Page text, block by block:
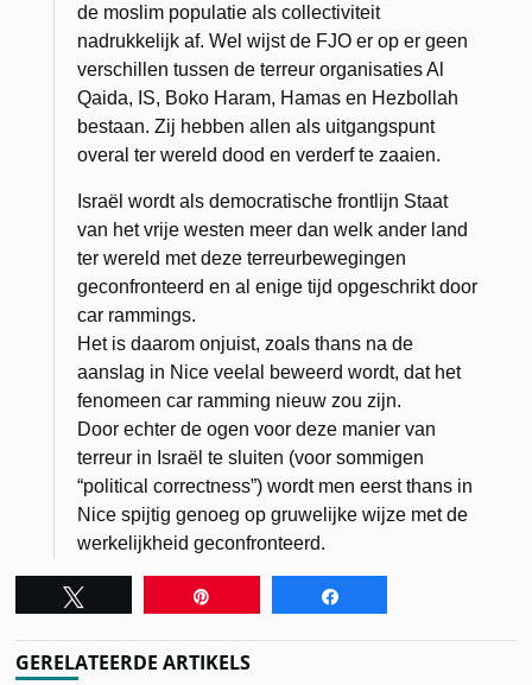
de moslim populatie als collectiviteit
nadrukkelijk af. Wel wijst de FJO er op er geen
verschillen tussen de terreur organisaties Al
Qaida, IS, Boko Haram, Hamas en Hezbollah
bestaan. Zij hebben allen als uitgangspunt
overal ter wereld dood en verderf te zaaien.
Israël wordt als democratische frontlijn Staat
van het vrije westen meer dan welk ander land
ter wereld met deze terreurbewegingen
geconfronteerd en al enige tijd opgeschrikt door
car rammings.
Het is daarom onjuist, zoals thans na de
aanslag in Nice veelal beweerd wordt, dat het
fenomeen car ramming nieuw zou zijn.
Door echter de ogen voor deze manier van
terreur in Israël te sluiten (voor sommigen
“political correctness”) wordt men eerst thans in
Nice spijtig genoeg op gruwelijke wijze met de
werkelijkheid geconfronteerd.
GERELATEERDE ARTIKELS